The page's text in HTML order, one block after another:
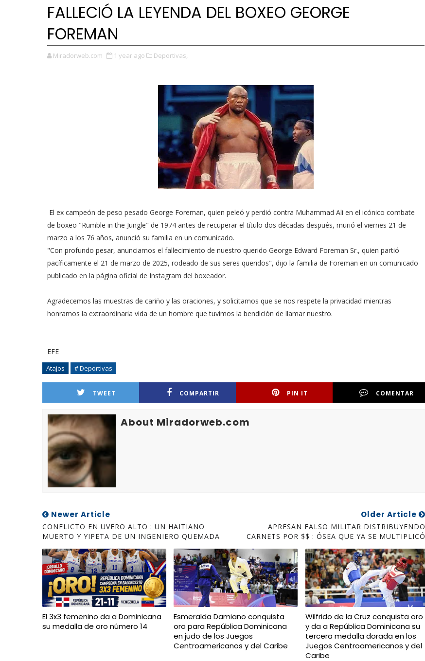
FALLECIÓ LA LEYENDA DEL BOXEO GEORGE
FOREMAN
Miradorweb.com 1 year ago Deportivas,
El ex campeón de peso pesado George Foreman, quien peleó y perdió contra Muhammad Ali en el icónico combate
de boxeo "Rumble in the Jungle" de 1974 antes de recuperar el título dos décadas después, murió el viernes 21 de
marzo a los 76 años, anunció su familia en un comunicado.
"Con profundo pesar, anunciamos el fallecimiento de nuestro querido George Edward Foreman Sr., quien partió
pacíficamente el 21 de marzo de 2025, rodeado de sus seres queridos", dijo la familia de Foreman en un comunicado
publicado en la página oficial de Instagram del boxeador.
Agradecemos las muestras de cariño y las oraciones, y solicitamos que se nos respete la privacidad mientras
honramos la extraordinaria vida de un hombre que tuvimos la bendición de llamar nuestro.
EFE
Atajos # Deportivas
TWEET COMPARTIR PIN IT COMENTAR
About Miradorweb.com
Newer Article
CONFLICTO EN UVERO ALTO : UN HAITIANO
MUERTO Y YIPETA DE UN INGENIERO QUEMADA
Older Article
APRESAN FALSO MILITAR DISTRIBUYENDO
CARNETS POR $$ : ÓSEA QUE YA SE MULTIPLICÓ
El 3x3 femenino da a Dominicana
su medalla de oro número 14
Esmeralda Damiano conquista
oro para República Dominicana
en judo de los Juegos
Centroamericanos y del Caribe
Wilfrido de la Cruz conquista oro
y da a República Dominicana su
tercera medalla dorada en los
Juegos Centroamericanos y del
Caribe